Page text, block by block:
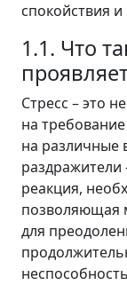
спокойствия
1.1. Что
Стресс – это
на
на различные
раздражители
реакция,
позволяющая
для